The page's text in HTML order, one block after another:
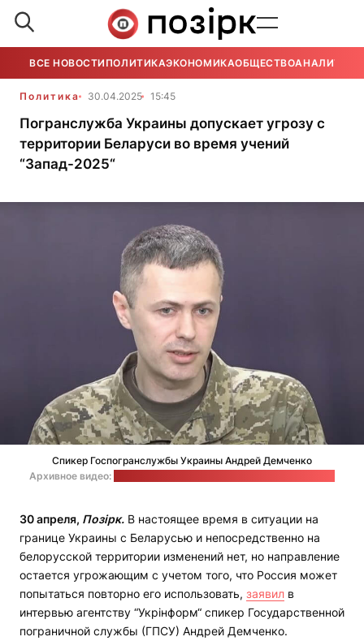
ВСЕ НОВОСТИ ПОЛИТИКАЭКОНОМИКАОБЩЕСТВОАНАЛИТИКА
Политика 30.04.2025 15:45
Погранслужба Украины допускает угрозу с
территории Беларуси во время учений
“Запад-2025“
Спикер Госпогранслужбы Украины Андрей Демченко
Архивное видео:
30 апреля, Позірк. В настоящее время в ситуации на
границе Украины с Беларусью и непосредственно на
белорусской территории изменений нет, но направление
остается угрожающим с учетом того, что Россия может
попытаться повторно его использовать, заявил в
интервью агентству “Укрінформ“ спикер Государственной
пограничной службы (ГПСУ) Андрей Демченко.